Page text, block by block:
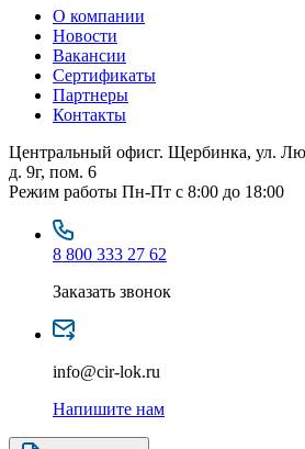
О компании
Новости
Вакансии
Сертификаты
Партнеры
Контакты
Центральный офисг. Щербинка, ул.
д. 9г, пом. 6
Режим работы Пн-Пт с 8:00 до 18:00
8 800 333 27 62
Заказать звонок
info@cir-lok.ru
Напишите нам